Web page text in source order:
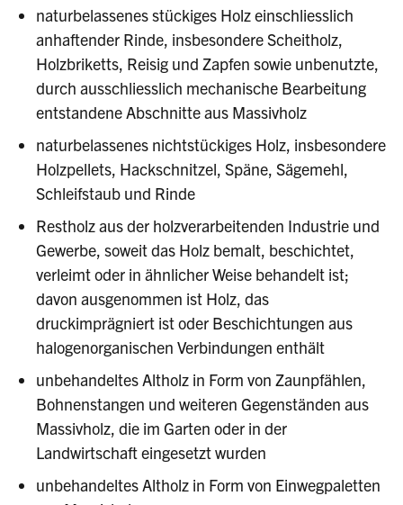
naturbelassenes stückiges Holz einschliesslich
anhaftender Rinde, insbesondere Scheitholz,
Holzbriketts, Reisig und Zapfen sowie unbenutzte,
durch ausschliesslich mechanische Bearbeitung
entstandene Abschnitte aus Massivholz
naturbelassenes nichtstückiges Holz, insbesondere
Holzpellets, Hackschnitzel, Späne, Sägemehl,
Schleifstaub und Rinde
Restholz aus der holzverarbeitenden Industrie und
Gewerbe, soweit das Holz bemalt, beschichtet,
verleimt oder in ähnlicher Weise behandelt ist;
davon ausgenommen ist Holz, das
druckimprägniert ist oder Beschichtungen aus
halogenorganischen Verbindungen enthält
unbehandeltes Altholz in Form von Zaunpfählen,
Bohnenstangen und weiteren Gegenständen aus
Massivholz, die im Garten oder in der
Landwirtschaft eingesetzt wurden
unbehandeltes Altholz in Form von Einwegpaletten